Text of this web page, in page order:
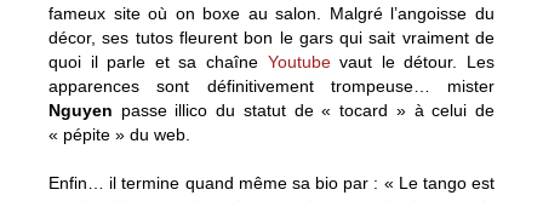
fameux site où on boxe au salon. Malgré l’angoisse du
décor, ses tutos fleurent bon le gars qui sait vraiment de
quoi il parle et sa chaîne Youtubevaut le détour. Les
apparences sont définitivement trompeuse… mister
Nguyen passe illico du statut de « tocard » à celui de
« pépite » du web.
Enfin… il termine quand même sa bio par : « Le tango est